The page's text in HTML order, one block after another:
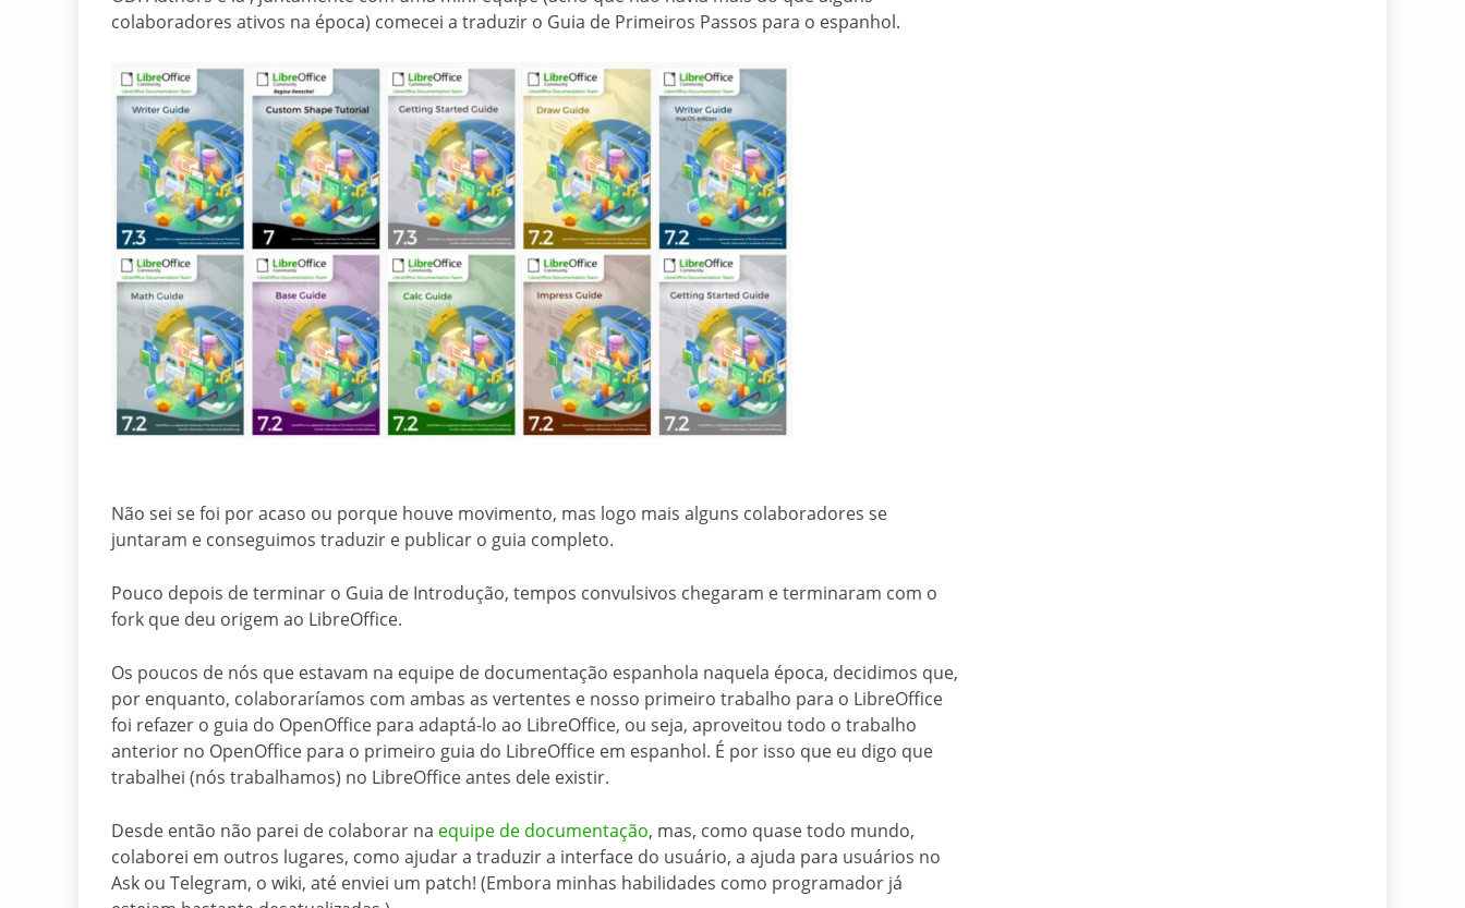
colaboradores ativos na época) comecei a traduzir o Guia de Primeiros Passos para o espanhol.
Não sei se foi por acaso ou porque houve movimento, mas logo mais alguns colaboradores se
juntaram e conseguimos traduzir e publicar o guia completo.
Pouco depois de terminar o Guia de Introdução, tempos convulsivos chegaram e terminaram com o
fork que deu origem ao LibreOffice.
Os poucos de nós que estavam na equipe de documentação espanhola naquela época, decidimos que,
por enquanto, colaboraríamos com ambas as vertentes e nosso primeiro trabalho para o LibreOffice
foi refazer o guia do OpenOffice para adaptá-lo ao LibreOffice, ou seja, aproveitou todo o trabalho
anterior no OpenOffice para o primeiro guia do LibreOffice em espanhol. É por isso que eu digo que
trabalhei (nós trabalhamos) no LibreOffice antes dele existir.
Desde então não parei de colaborar na equipe de documentação, mas, como quase todo mundo,
colaborei em outros lugares, como ajudar a traduzir a interface do usuário, a ajuda para usuários no
Ask ou Telegram, o wiki, até enviei um patch! (Embora minhas habilidades como programador já